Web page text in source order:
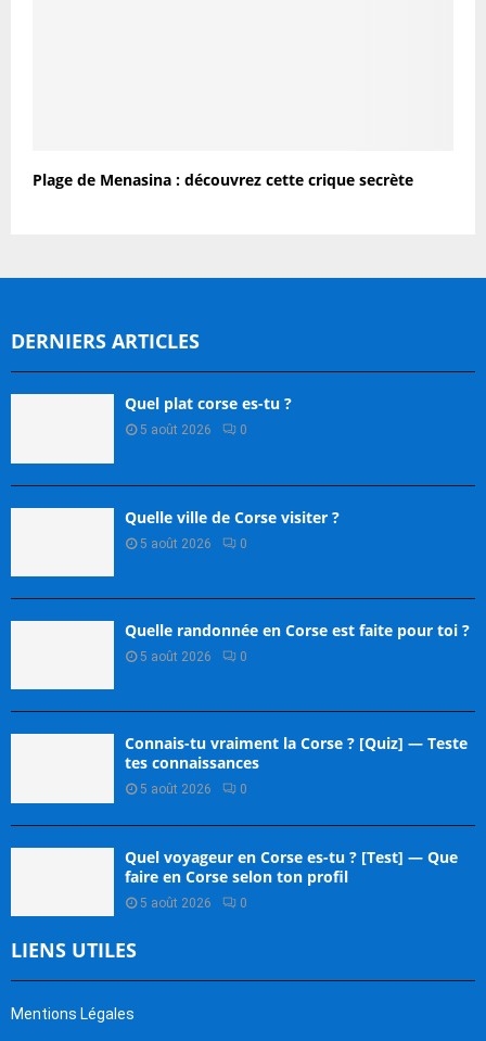
Plage de Menasina : découvrez cette crique secrète
DERNIERS ARTICLES
Quel plat corse es-tu ?
5 août 2026 0
Quelle ville de Corse visiter ?
5 août 2026 0
Quelle randonnée en Corse est faite pour toi ?
5 août 2026 0
Connais-tu vraiment la Corse ? [Quiz] — Teste
tes connaissances
5 août 2026 0
Quel voyageur en Corse es-tu ? [Test] — Que
faire en Corse selon ton profil
5 août 2026 0
LIENS UTILES
Mentions Légales